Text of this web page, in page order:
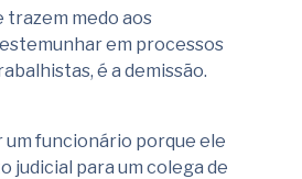
trazem medo aos
em processos
é a demissão.
funcionário porque ele
judicial para um colega de